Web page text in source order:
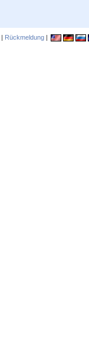
| Rückmeldung |